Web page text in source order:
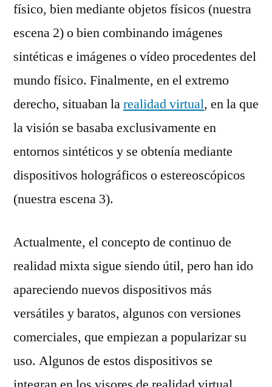
físico, bien mediante objetos físicos (nuestra
escena 2) o bien combinando imágenes
sintéticas e imágenes o vídeo procedentes del
mundo físico. Finalmente, en el extremo
derecho, situaban larealidad virtual, en la que
la visión se basaba exclusivamente en
entornos sintéticos y se obtenía mediante
dispositivos holográficos o estereoscópicos
(nuestra escena 3).
Actualmente, el concepto de continuo de
realidad mixta sigue siendo útil, pero han ido
apareciendo nuevos dispositivos más
versátiles y baratos, algunos con versiones
comerciales, que empiezan a popularizar su
uso. Algunos de estos dispositivos se